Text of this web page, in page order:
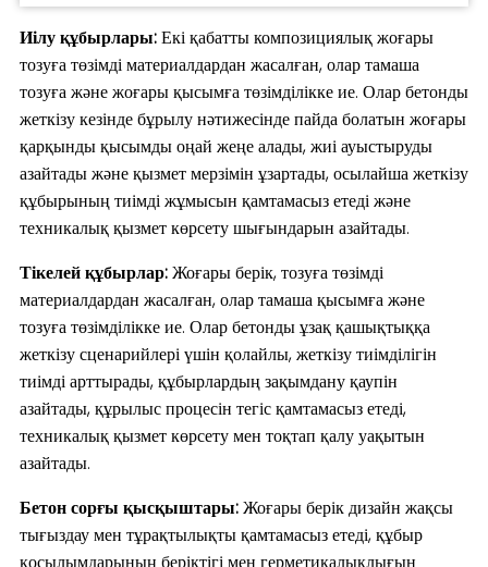
Иілу құбырлары:Екі қабатты композициялық жоғары
тозуға төзімді материалдардан жасалған, олар тамаша
тозуға және жоғары қысымға төзімділікке ие. Олар бетонды
жеткізу кезінде бұрылу нәтижесінде пайда болатын жоғары
қарқынды қысымды оңай жеңе алады, жиі ауыстыруды
азайтады және қызмет мерзімін ұзартады, осылайша жеткізу
құбырының тиімді жұмысын қамтамасыз етеді және
техникалық қызмет көрсету шығындарын азайтады.
Тікелей құбырлар:Жоғары берік, тозуға төзімді
материалдардан жасалған, олар тамаша қысымға және
тозуға төзімділікке ие. Олар бетонды ұзақ қашықтыққа
жеткізу сценарийлері үшін қолайлы, жеткізу тиімділігін
тиімді арттырады, құбырлардың зақымдану қаупін
азайтады, құрылыс процесін тегіс қамтамасыз етеді,
техникалық қызмет көрсету мен тоқтап қалу уақытын
азайтады.
Бетон сорғы қысқыштары:Жоғары берік дизайн жақсы
тығыздау мен тұрақтылықты қамтамасыз етеді, құбыр